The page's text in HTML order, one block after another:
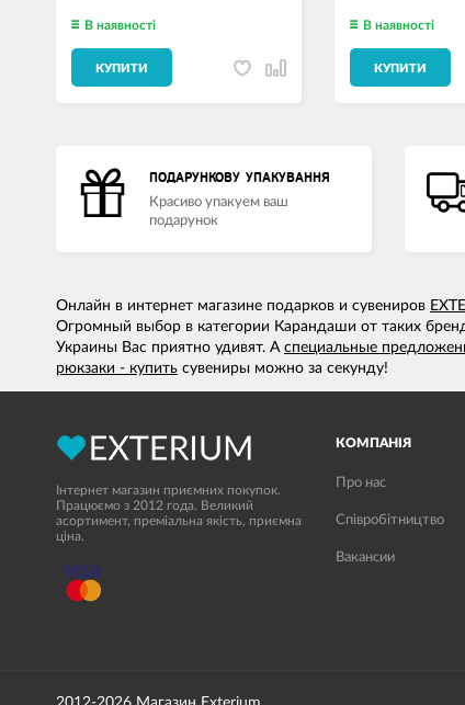
В наявності
КУПИТИ
В наявності
КУПИТИ
ПОДАРУНКОВУ УПАКУВАННЯ
Красиво упакуем ваш
подарунок
Онлайн в интернет магазине подарков и сувениров
Огромный выбор в категории Карандаши от таких
Украины Вас приятно удивят. А специальные
рюкзаки - купить сувениры можно за секунду!
Інтернет магазин приємних покупок.
Працюємо з 2012 года. Великий
асортимент, преміальна якість, приємна
ціна.
КОМПАНІЯ
Про нас
Співробітництво
Вакансии